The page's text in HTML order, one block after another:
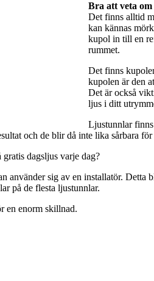
Bra att veta
Det finns alltid
kan kännas
kupol in till en
rummet.
Det finns
kupolen är den
Det är också
ljus i ditt
Ljustunnlar finns
och de blir då inte lika sårbara
dagsljus varje dag?
använder sig av en installatör.
på de flesta ljustunnlar.
en enorm skillnad.